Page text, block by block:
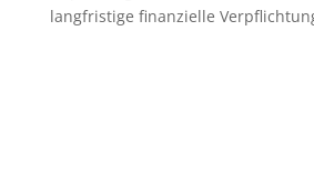
langfristige finanzielle